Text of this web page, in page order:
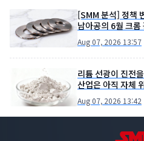
[SMM 분석] 정책
남아공의 6월 크
Aug 07, 2026 13:57
리튬 선광이 진전
산업은 아직 자체
Aug 07, 2026 13:42